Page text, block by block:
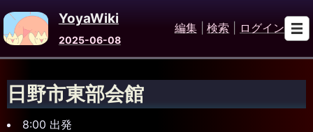
YoyaWiki
2025-06-08
編集 検索 ログイン
日野市東部会館
8:00 出発